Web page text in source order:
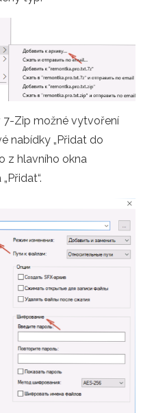
7-Zip možné vytvoření
nabídky „Přidat do
z hlavního okna